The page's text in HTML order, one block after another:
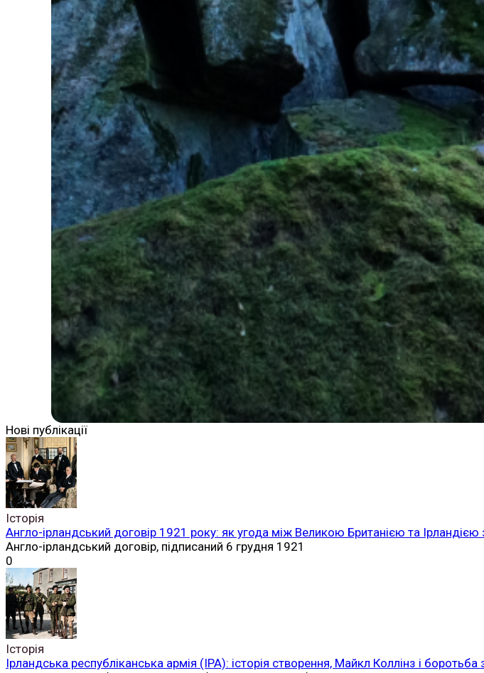
Нові публікації
Історія
Англо-ірландський договір 1921 року: як угода між Великою Британією та Ірландією
Англо-ірландський договір, підписаний 6 грудня 1921
0
Історія
Ірландська республіканська армія (ІРА): історія створення, Майкл Коллінз і боротьба